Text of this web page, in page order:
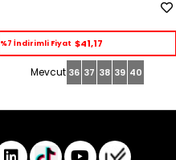
%7 İndirimli Fiyat $41,17
36 37 38 39 40